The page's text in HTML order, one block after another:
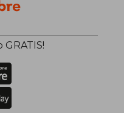
GRATIS!